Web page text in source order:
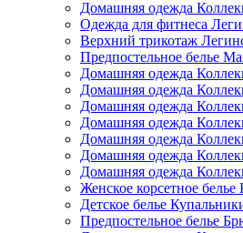
Домашняя одежда
Одежда для фитнеса
Верхний трикотаж
Предпостельное белье
Домашняя одежда
Домашняя одежда
Домашняя одежда
Домашняя одежда
Домашняя одежда
Домашняя одежда
Домашняя одежда
Женское корсетное
Детское белье
Предпостельное белье